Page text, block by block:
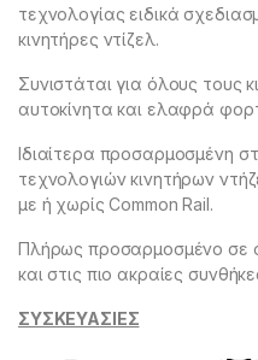
τεχνολογίας ειδικά
κινητήρες ντίζελ.
Συνιστάται για όλους τους
αυτοκίνητα και ελαφρά
Ιδιαίτερα προσαρμοσμένη
τεχνολογιών κινητήρων
με ή χωρίς Common Rail.
Πλήρως προσαρμοσμένο σε
και στις πιο ακραίες
ΣΥΣΚΕΥΑΣΙΕΣ